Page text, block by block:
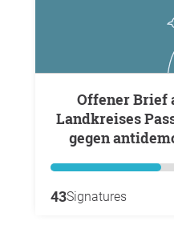
Offener Brief an die MdBs des
Landkreises
gegen
43Signatures